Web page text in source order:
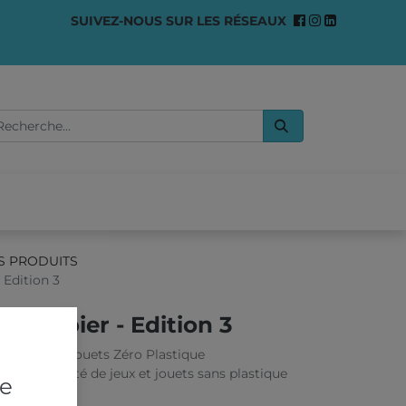
SUIVEZ-NOUS SUR LES RÉSEAUX
PRODUITS
Edition 3
papier - Edition 3
Papier & Jouets Zéro Plastique
de variété de jeux et jouets sans plastique
cm